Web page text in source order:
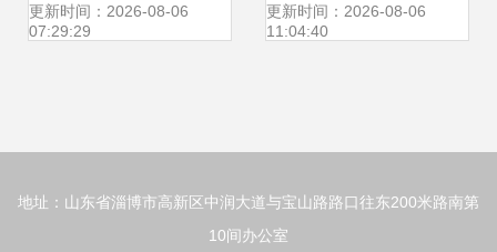
产品在智能道路监
更新时间：2026-08-06
07:29:29
统集成的解决方案
更新时间：2026-08-06
11:04:40
地址：山东省淄博市高新区中润大道与宝山路路口往东200米路南第
10间办公室